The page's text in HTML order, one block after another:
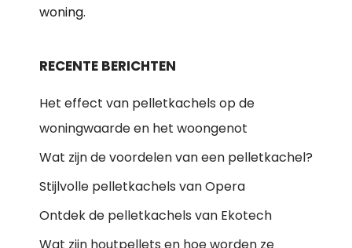
woning.
RECENTE BERICHTEN
Het effect van pelletkachels op de
woningwaarde en het woongenot
Wat zijn de voordelen van een pelletkachel?
Stijlvolle pelletkachels van Opera
Ontdek de pelletkachels van Ekotech
Wat zijn houtpellets en hoe worden ze